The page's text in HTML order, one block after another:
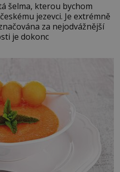
šelma, kterou bychom
jezevci. Je extrémně
za nejodvážnější
je dokonc